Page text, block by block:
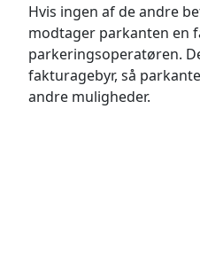
Hvis ingen af de andre
modtager parkanten en
parkeringsoperatøren.
fakturagebyr, så
andre muligheder.